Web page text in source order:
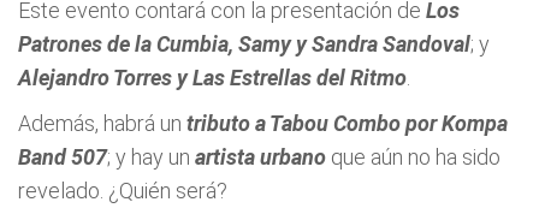
Este evento contará con la presentación de Los
Patrones de la Cumbia, Samy y Sandra Sandoval; y
Alejandro Torres y Las Estrellas del Ritmo
Además, habrá un tributo a Tabou Combo por Kompa
Band 507; y hay un artista urbano que aún no ha sido
revelado. ¿Quién será?